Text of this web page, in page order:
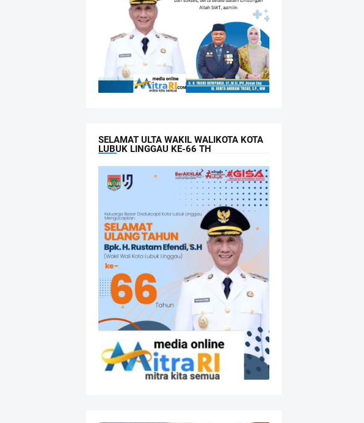
SELAMAT ULTA WAKIL WALIKOTA KOTA
LUBUK LINGGAU KE-66 TH